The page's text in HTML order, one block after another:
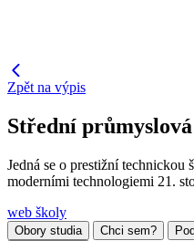
Zpět na výpis
Střední průmyslová
Jedná se o prestižní
moderními technologiemi 21.
web školy
Obory studia Chci sem?